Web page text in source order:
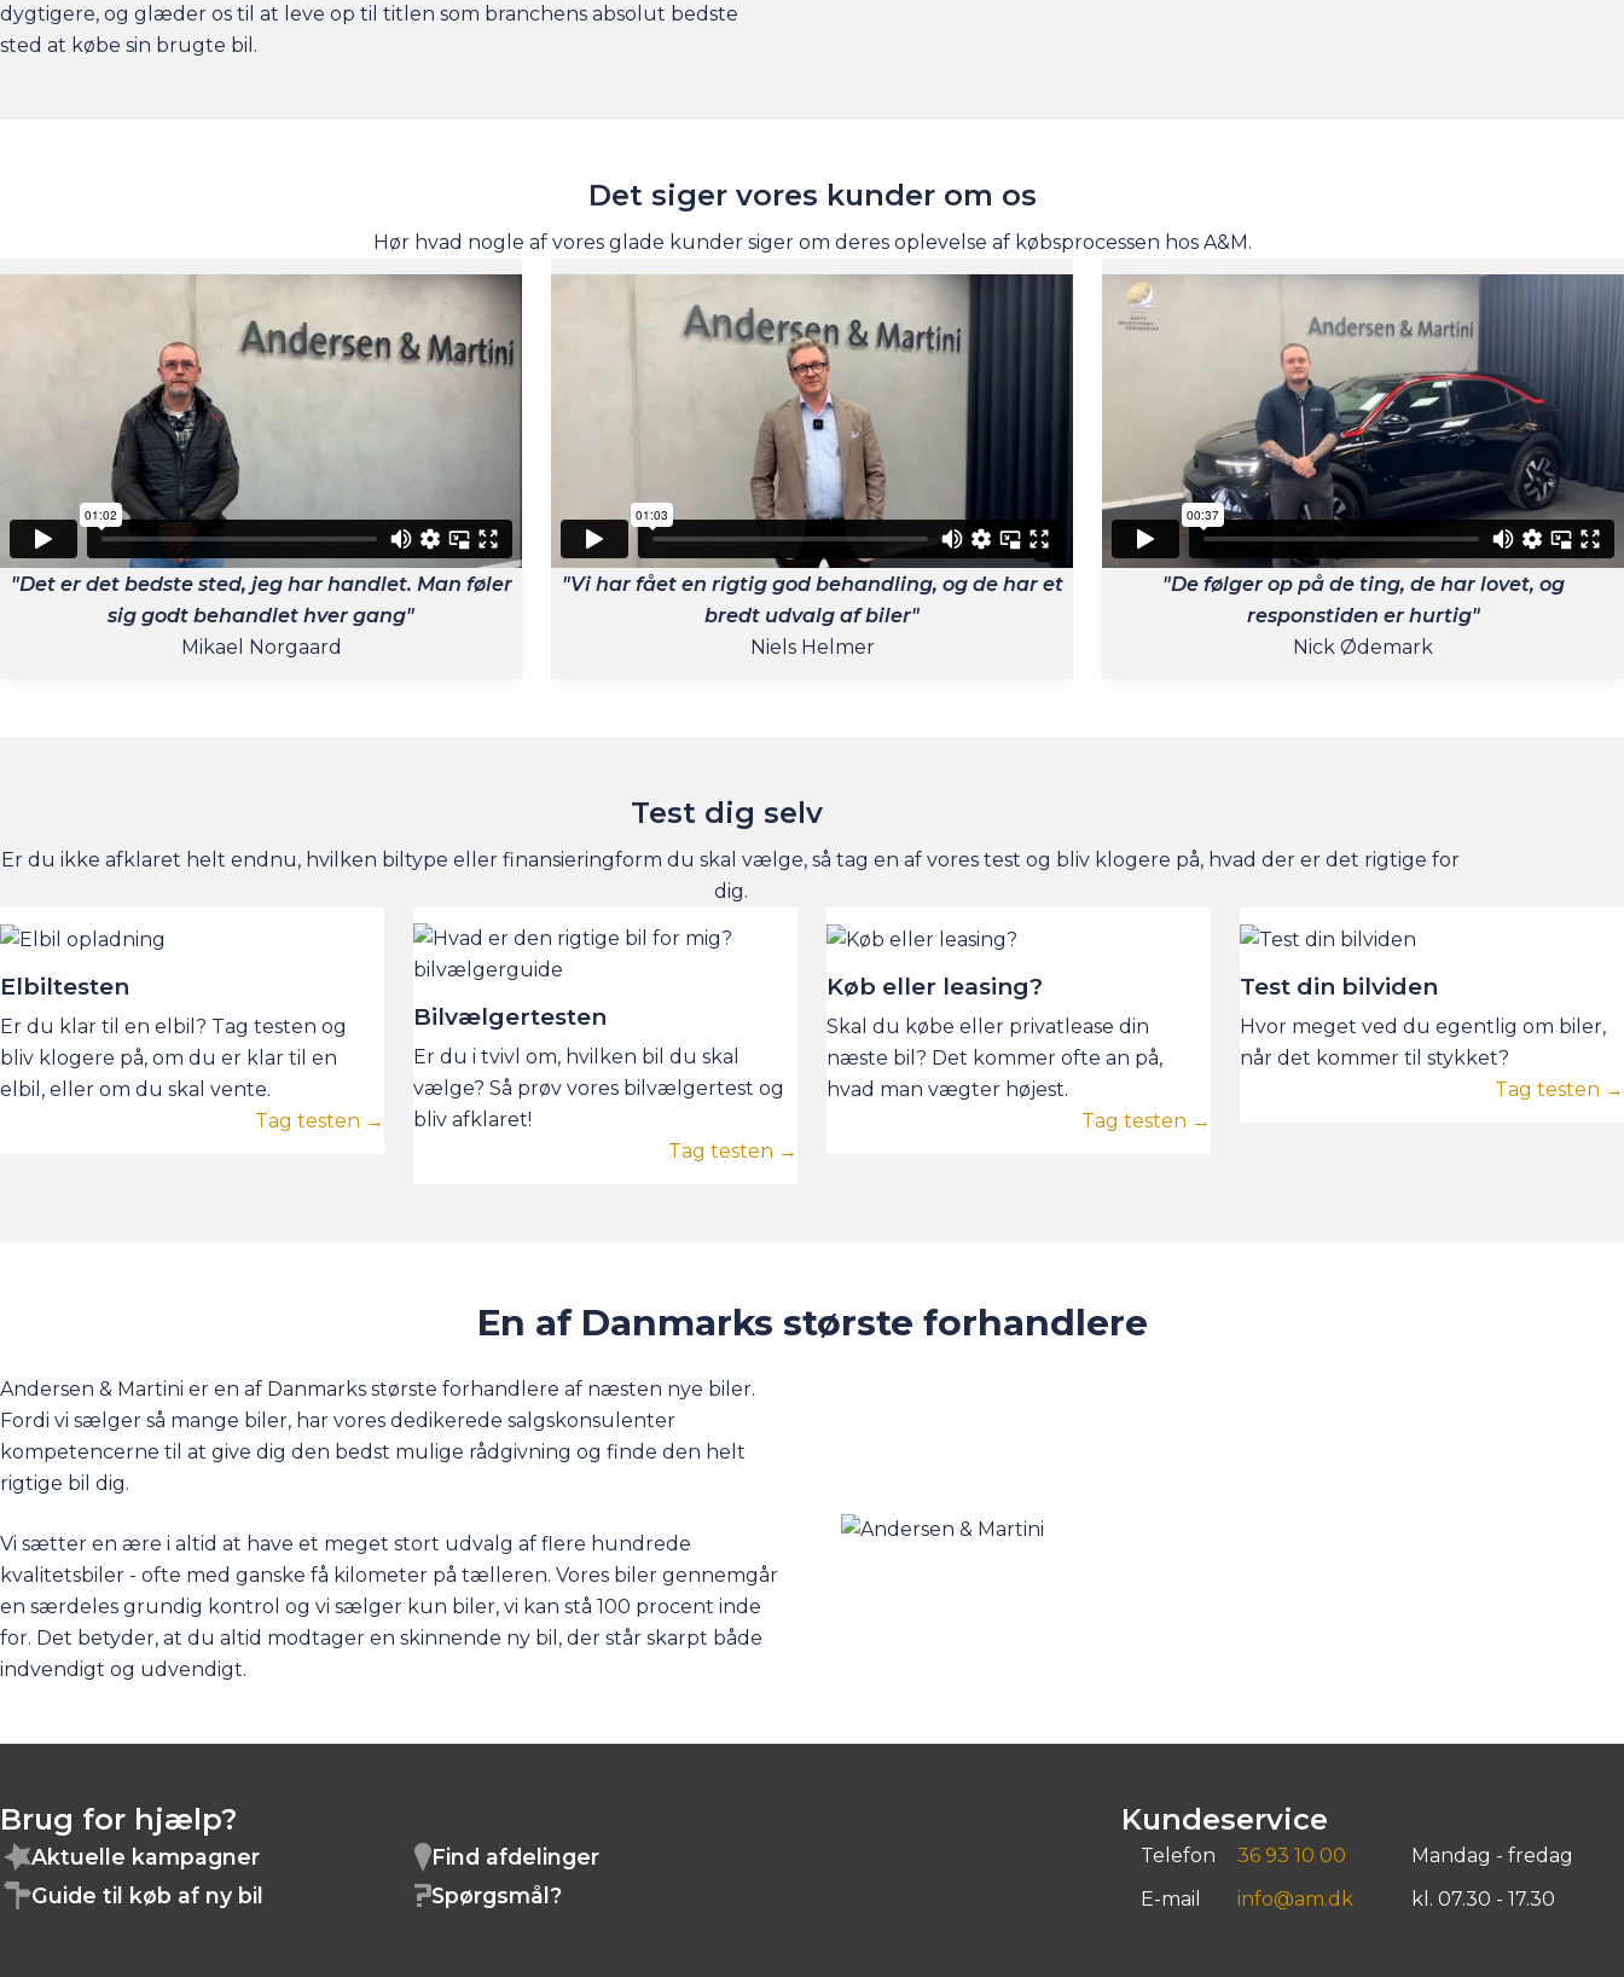
dygtigere, og glæder os til at leve op til titlen som branchens absolut bedste
sted at købe sin brugte bil.
Det siger vores kunder om os
Hør hvad nogle af vores glade kunder siger om deres oplevelse af købsprocessen hos A&M.
"Det er det bedste sted, jeg har handlet. Man føler
sig godt behandlet hver gang"
Mikael Norgaard
"Vi har fået en rigtig god behandling, og de har et
bredt udvalg af biler"
Niels Helmer
"De følger op på de ting, de har lovet, og
responstiden er hurtig"
Nick Ødemark
Test dig selv
Er du ikke afklaret helt endnu, hvilken biltype eller finansieringform du skal vælge, så tag en af vores test og bliv klogere på, hvad der er det rigtige for
dig.
Elbiltesten
Er du klar til en elbil? Tag testen og
bliv klogere på, om du er klar til en
elbil, eller om du skal vente.
Tag testen →
Bilvælgertesten
Er du i tvivl om, hvilken bil du skal
vælge? Så prøv vores bilvælgertest og
bliv afklaret!
Tag testen →
Køb eller leasing?
Skal du købe eller privatlease din
næste bil? Det kommer ofte an på,
hvad man vægter højest.
Tag testen →
Test din bilviden
Hvor meget ved du egentlig om biler,
når det kommer til stykket?
Tag testen →
En af Danmarks største forhandlere
Andersen & Martini er en af Danmarks største forhandlere af næsten nye biler.
Fordi vi sælger så mange biler, har vores dedikerede salgskonsulenter
kompetencerne til at give dig den bedst mulige rådgivning og finde den helt
rigtige bil dig.
Vi sætter en ære i altid at have et meget stort udvalg af flere hundrede
kvalitetsbiler - ofte med ganske få kilometer på tælleren. Vores biler gennemgår
en særdeles grundig kontrol og vi sælger kun biler, vi kan stå 100 procent inde
for. Det betyder, at du altid modtager en skinnende ny bil, der står skarpt både
indvendigt og udvendigt.
Brug for hjælp?
Aktuelle kampagner
Find afdelinger
Guide til køb af ny bil
Spørgsmål?
Kundeservice
Telefon
36 93 10 00
E-mail
info@am.dk
Mandag - fredag
kl. 07.30 - 17.30